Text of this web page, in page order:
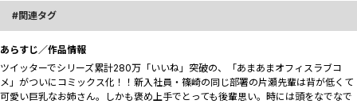
関連タグ
あらすじ／作品情報
ツイッターでシリーズ累計280万「いいね」突破の、「あまあまオフィスラブコ
メ」がついにコミックス化！！新入社員・篠崎の同じ部署の片瀬先輩は背が低くて
可愛い巨乳なお姉さん。しかも褒め上手でとっても後輩思い。時には頭をなでなで